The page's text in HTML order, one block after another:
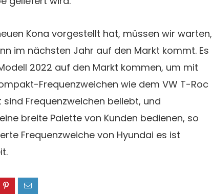
Kona vorgestellt hat, müssen wir warten,
im nächsten Jahr auf den Markt kommt. Es
2022 auf den Markt kommen, um mit
Frequenzweichen wie dem VW T-Roc
sind Frequenzweichen beliebt, und
breite Palette von Kunden bedienen, so
Frequenzweiche von Hyundai es ist